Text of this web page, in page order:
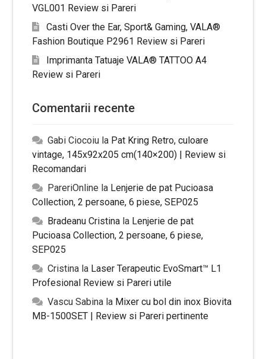
VGL001 Review si Pareri
Casti Over the Ear, Sport& Gaming, VALA®
Fashion Boutique P2961 Review si Pareri
Imprimanta Tatuaje VALA® TATTOO A4
Review si Pareri
Comentarii recente
Gabi Ciocoiu la Pat Kring Retro, culoare
vintage, 145x92x205 cm(140×200) | Review si
Recomandari
PareriOnline la Lenjerie de pat Pucioasa
Collection, 2 persoane, 6 piese, SEP025
Bradeanu Cristina la Lenjerie de pat
Pucioasa Collection, 2 persoane, 6 piese,
SEP025
Cristina la Laser Terapeutic EvoSmart™ L1
Profesional Review si Pareri utile
Vascu Sabina la Mixer cu bol din inox Biovita
MB-1500SET | Review si Pareri pertinente